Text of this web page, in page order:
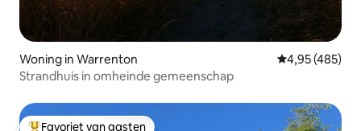
Woning in Warrenton Gemiddelde
4,95 (485)
Strandhuis in omheinde gemeenschap
Favoriet van gasten